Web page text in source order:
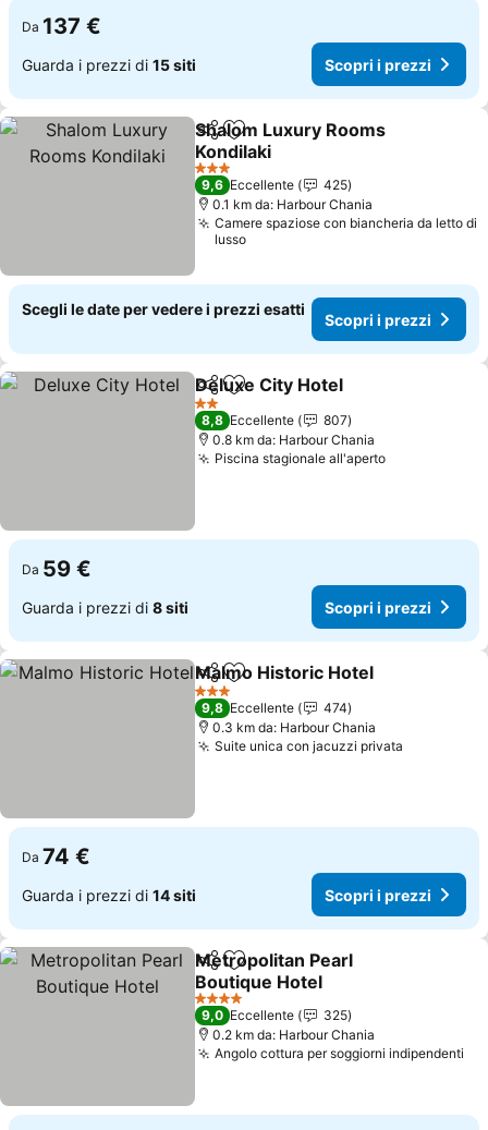
Da 137 €
Guarda i prezzi di 15 siti Scopri i prezzi
CondividiAggiungi ai preferiti
Shalom Luxury Rooms
Kondilaki
Scopri i prezzi
3 Stelle
9,6 Eccellente
425
0.1 km da: Harbour Chania
Camere spaziose con biancheria da letto di
lusso
Scegli le date per vedere i prezzi esatti
Scopri i prezzi
CondividiAggiungi ai preferiti
Deluxe City Hotel
2 Stelle
8,8 Eccellente
807
0.8 km da: Harbour Chania
Piscina stagionale all'apertoScopri i
Da 59 €
Guarda i prezzi di 8 siti Scopri i prezzi
CondividiAggiungi ai preferiti
Malmo Historic Hotel
3 Stelle
9,8 Eccellente
474
0.3 km da: Harbour Chania
Suite unica con jacuzzi privata
Da 74 €
Guarda i prezzi di 14 siti Scopri i prezzi
CondividiAggiungi ai preferiti
Metropolitan Pearl
Boutique Hotel
Scopri i prezzi
4 Stelle
9,0 Eccellente
325
0.2 km da: Harbour Chania
Angolo cottura per soggiorni indipendenti